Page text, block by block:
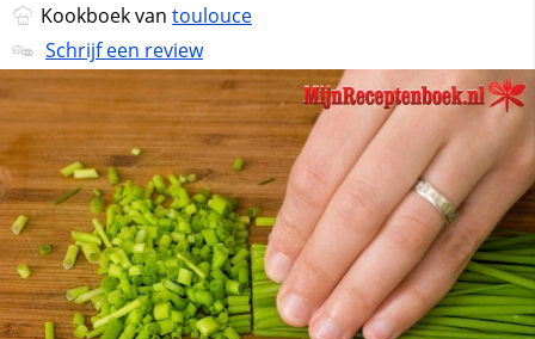
Kookboek van toulouce
Schrijf een review